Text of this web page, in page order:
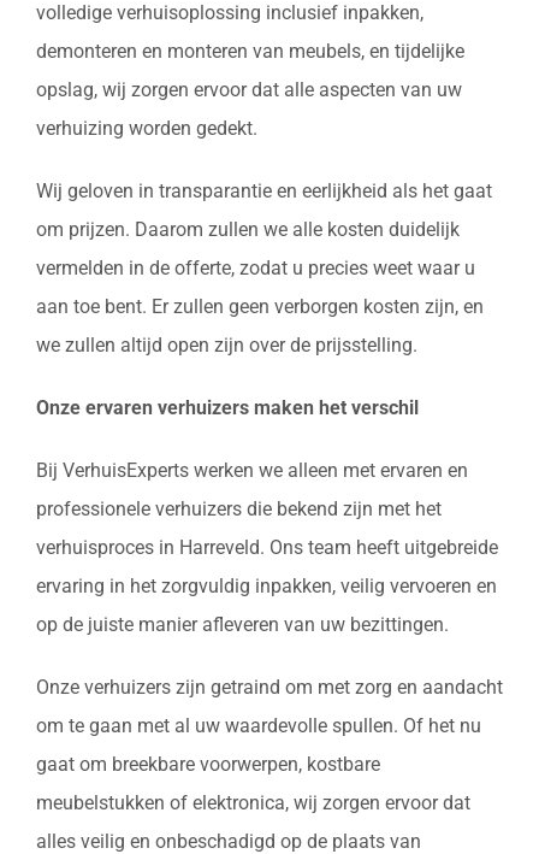
volledige verhuisoplossing inclusief inpakken,
demonteren en monteren van meubels, en tijdelijke
opslag, wij zorgen ervoor dat alle aspecten van uw
verhuizing worden gedekt.
Wij geloven in transparantie en eerlijkheid als het gaat
om prijzen. Daarom zullen we alle kosten duidelijk
vermelden in de offerte, zodat u precies weet waar u
aan toe bent. Er zullen geen verborgen kosten zijn, en
we zullen altijd open zijn over de prijsstelling.
Onze ervaren verhuizers maken het verschil
Bij VerhuisExperts werken we alleen met ervaren en
professionele verhuizers die bekend zijn met het
verhuisproces in Harreveld. Ons team heeft uitgebreide
ervaring in het zorgvuldig inpakken, veilig vervoeren en
op de juiste manier afleveren van uw bezittingen.
Onze verhuizers zijn getraind om met zorg en aandacht
om te gaan met al uw waardevolle spullen. Of het nu
gaat om breekbare voorwerpen, kostbare
meubelstukken of elektronica, wij zorgen ervoor dat
alles veilig en onbeschadigd op de plaats van